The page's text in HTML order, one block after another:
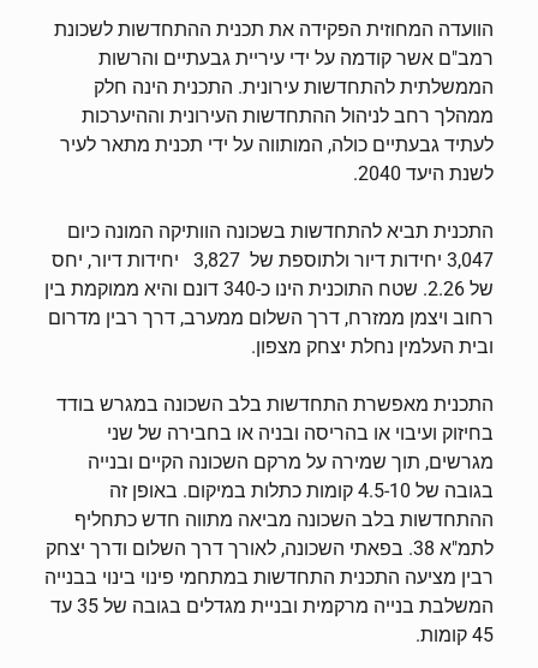
הוועדה המחוזית הפקידה את תכנית ההתחדשות לשכונת
רמב"ם אשר קודמה על ידי עיריית גבעתיים והרשות
הממשלתית להתחדשות עירונית. התכנית הינה חלק
ממהלך רחב לניהול ההתחדשות העירונית וההיערכות
לעתיד גבעתיים כולה, המותווה על ידי תכנית מתאר לעיר
לשנת היעד 2040.
התכנית תביא להתחדשות בשכונה הוותיקה המונה כיום
3,047 יחידות דיור ולתוספת של 3,827 יחידות דיור, יחס
של 2.26. שטח התוכנית הינו כ-340 דונם והיא ממוקמת בין
רחוב ויצמן ממזרח, דרך השלום ממערב, דרך רבין מדרום
ובית העלמין נחלת יצחק מצפון.
התכנית מאפשרת התחדשות בלב השכונה במגרש בודד
בחיזוק ועיבוי או בהריסה ובניה או בחבירה של שני
מגרשים, תוך שמירה על מרקם השכונה הקיים ובנייה
בגובה של 4.5-10 קומות כתלות במיקום. באופן זה
ההתחדשות בלב השכונה מביאה מתווה חדש כתחליף
לתמ"א 38. בפאתי השכונה, לאורך דרך השלום ודרך יצחק
רבין מציעה התכנית התחדשות במתחמי פינוי בינוי בבנייה
המשלבת בנייה מרקמית ובניית מגדלים בגובה של 35 עד
45 קומות.